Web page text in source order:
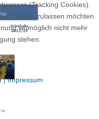
(Tracking Cookies).
Cookies zulassen möchten.
womöglich nicht mehr
stehen.
|Impressum